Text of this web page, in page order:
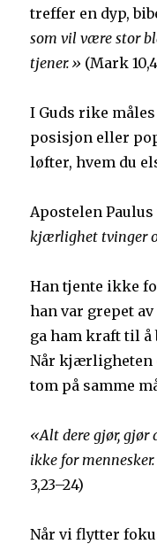
treffer en dyp,
som vil være stor
tjener.» (Mark
I Guds rike
posisjon eller
løfter, hvem du
Apostelen
kjærlighet tvinger
Han tjente ikke
han var grepet
ga ham kraft til å
Når kjærligheten
tom på samme
«Alt dere gjør, gjør
ikke for
3,23–24)
Når vi flytter